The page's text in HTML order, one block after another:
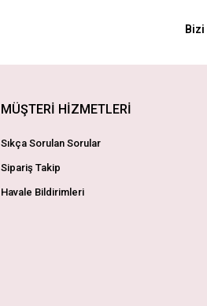
Bizi
MÜŞTERİ HİZMETLERİ
Sıkça Sorulan Sorular
Sipariş Takip
Havale Bildirimleri